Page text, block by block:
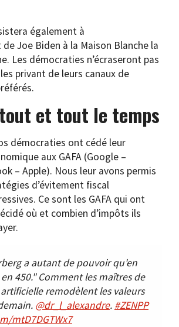
également à
de Joe Biden à la Maison Blanche la
Les démocraties n’écraseront pas
privant de leurs canaux de
et tout le temps
démocraties ont cédé leur
aux GAFA (Google –
– Apple). Nous leur avons permis
d’évitement fiscal
Ce sont les GAFA qui ont
où et combien d’impôts ils
a autant de pouvoir qu'en
450." Comment les maîtres de
remodèlent les valeurs
@dr_l_alexandre. #ZENPP
mtD7DGTWx7